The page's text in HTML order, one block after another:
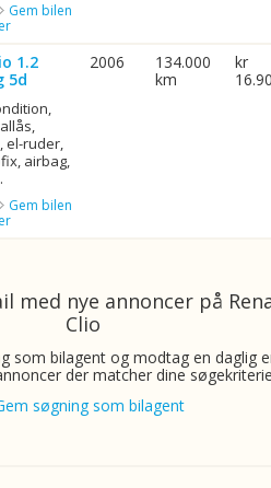
Gem bilen
1.2
5d
el-ruder,
airbag,
Gem bilen
2006
134.000
km
kr
med nye annoncer på
Clio
som bilagent og modtag en daglig
der matcher dine
søgning som bilagent